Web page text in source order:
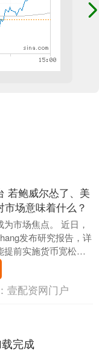
若鲍威尔怂了、美
场意味着什么？
市场焦点。 近日，
发布研究报告，详
前实施货币宽松政
产影响。报告显
壹配资网门户
完成